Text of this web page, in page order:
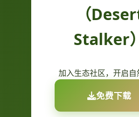
（
Stalker）
加入生态社区，开启自
免费下载